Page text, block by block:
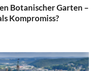
Botanischer Garten –
Kompromiss?